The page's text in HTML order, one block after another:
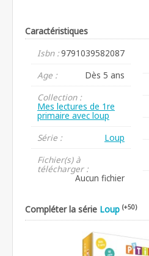
Caractéristiques
Isbn :9791039582087
Age :
Dès 5 ans
Collection :
Mes lectures de 1re
primaire avec loup
Série :
Loup
Fichier(s) à
télécharger :
Aucun fichier
Compléter la série Loup (+50)